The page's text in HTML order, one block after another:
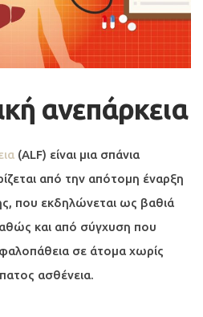
ανεπάρκεια
(ALF) είναι μια σπάνια
από την απότομη έναρξη
που εκδηλώνεται ως βαθιά
και από σύγχυση που
σε άτομα χωρίς
ασθένεια.